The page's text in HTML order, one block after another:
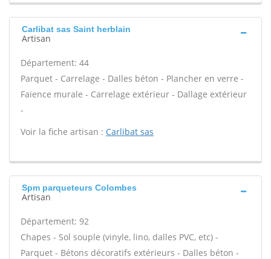
Carlibat sas Saint herblain
Artisan
Département: 44
Parquet - Carrelage - Dalles béton - Plancher en verre -
Faïence murale - Carrelage extérieur - Dallage extérieur
-
Voir la fiche artisan : Carlibat sas
Spm parqueteurs Colombes
Artisan
Département: 92
Chapes - Sol souple (vinyle, lino, dalles PVC, etc) -
Parquet - Bétons décoratifs extérieurs - Dalles béton -